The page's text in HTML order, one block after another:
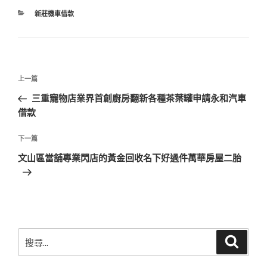
分
新莊機車借款
文
導
覽
上
一
篇
章
上一篇
三重寵物店業界首創廚房翻新各種茶葉罐申請永和汽車
借款
下
一
篇
下一篇
文山區當舖專業閃店的黃金回收名下好過件萬華房屋二胎
尋